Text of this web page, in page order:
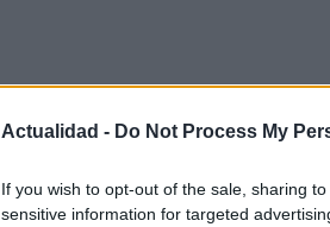
Actualidad - Do Not Process My
If you wish to opt-out of the sale, sharing
sensitive information for targeted